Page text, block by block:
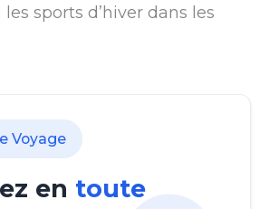
sports d’hiver dans les
Voyage
en toute